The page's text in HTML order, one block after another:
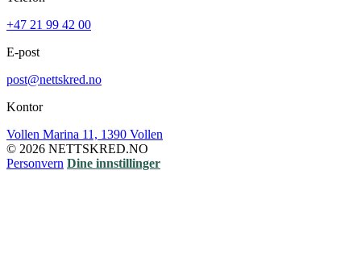
+47 21 99 42 00
E-post
post@nettskred.no
Kontor
Vollen Marina 11, 1390 Vollen
© 2026 NETTSKRED.NO
Personvern Dine innstillinger